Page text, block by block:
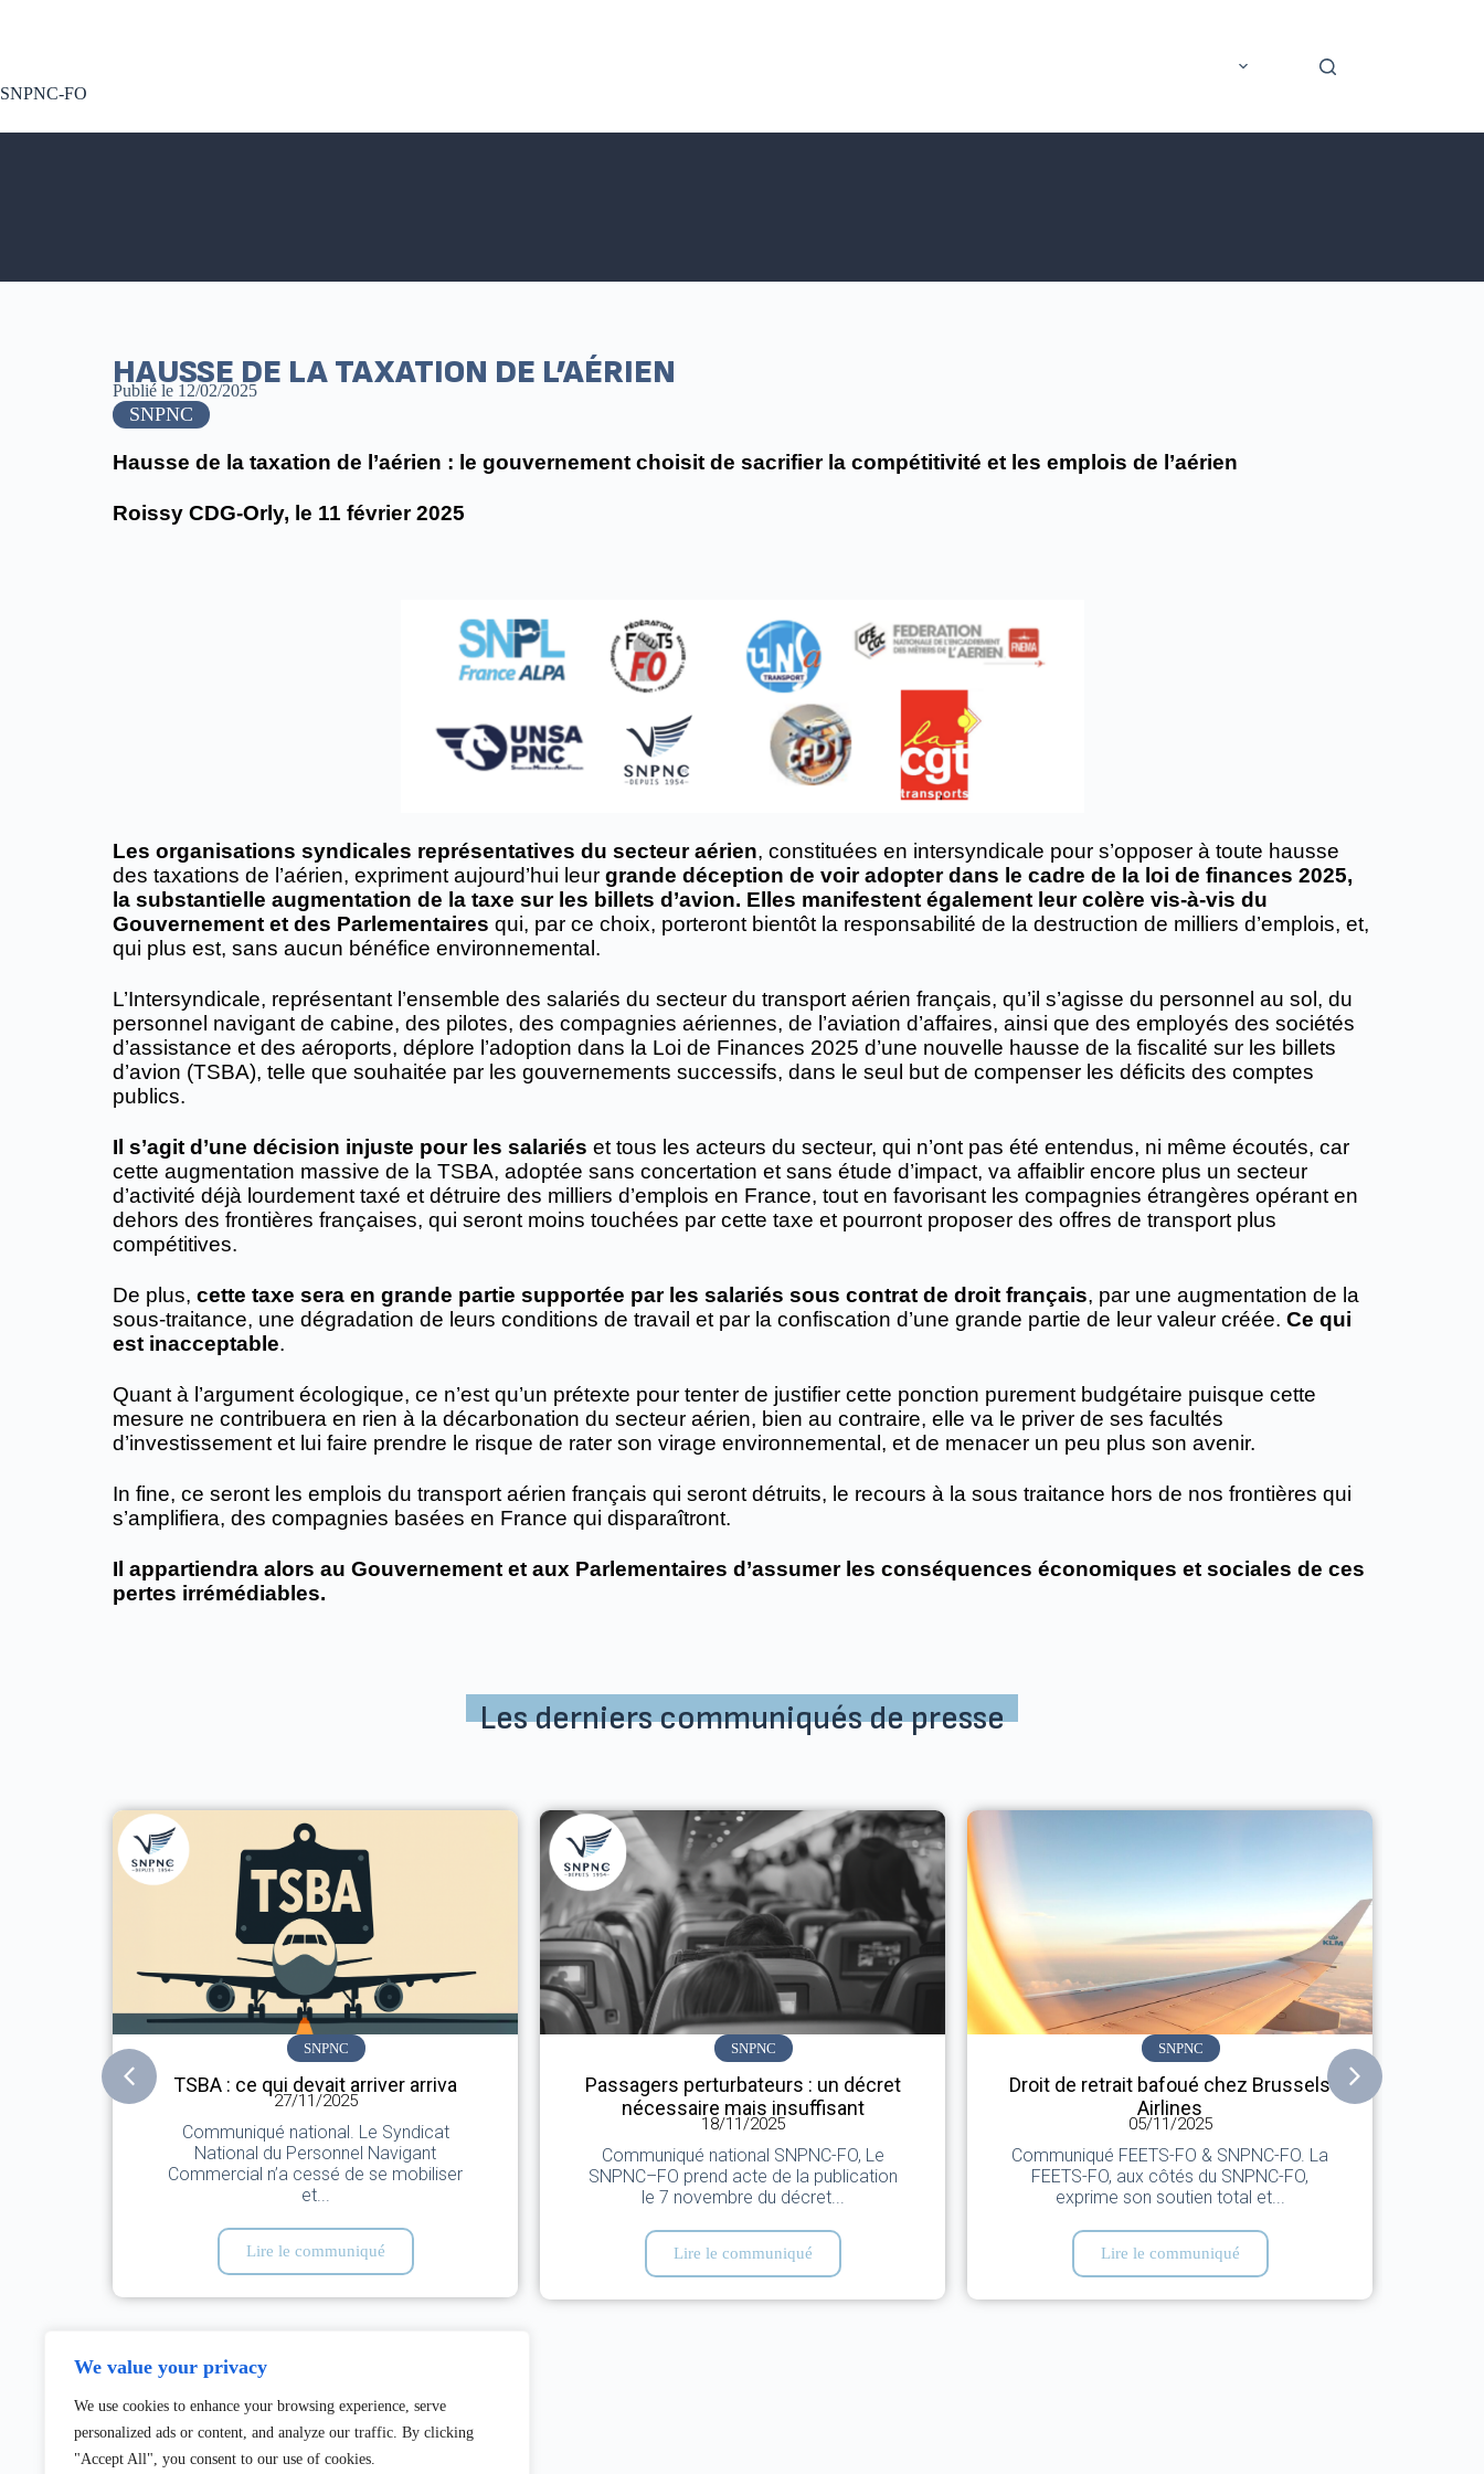
We value your privacy
We use cookies to enhance your browsing experience, serve
personalized ads or content, and analyze our traffic. By clicking
"Accept All", you consent to our use of cookies.
SNPNC-FO
HAUSSE DE LA TAXATION DE L’AÉRIEN
Publié le 12/02/2025
SNPNC
Hausse de la taxation de l’aérien : le gouvernement choisit de sacrifier la compétitivité et les emplois de l’aérien
Roissy CDG-Orly, le 11 février 2025
Les organisations syndicales représentatives du secteur aérien, constituées en intersyndicale pour s’opposer à toute hausse
des taxations de l’aérien, expriment aujourd’hui leur grande déception de voir adopter dans le cadre de la loi de finances 2025,
la ​​substantielle augmentation de la taxe sur les billets d’avion. Elles manifestent également leur colère vis-à-vis du
Gouvernement et des Parlementaires qui, par ce choix, porteront bientôt la responsabilité de la destruction de milliers d’emplois​, et​,
​qui plus est, sans aucun bénéfice environnemental.
L’Intersyndicale, représentant l’ensemble des salariés du secteur du transport aérien français, qu’il s’agisse du personnel au sol, du
personnel navigant de cabine, des pilotes, des compagnies aériennes, de l’aviation d’affaires, ainsi que des employés des sociétés
d’assistance et des aéroports, déplore l’adoption dans la Loi de Finances 2025 d’une nouvelle hausse de la fiscalité sur les billets
d’avion (TSBA), telle que souhaitée par les gouvernements successifs, dans le seul but de compenser les déficits des comptes
publics.
Il s’agit d’une décision injuste pour les salariés et tous les acteurs du secteur, qui n’ont pas été entendus, ni même écoutés, car
cette augmentation massive de la TSBA, adoptée sans concertation et sans étude d’impact, va affaiblir encore plus un secteur
d’activité déjà lourdement taxé et détruire des milliers d’emplois en France, tout en favorisant les compagnies étrangères opérant en
dehors des frontières françaises, qui seront moins touchées par cette taxe et pourront proposer des offres de transport plus
compétitives.
De plus, cette taxe sera en grande partie supportée par les salariés sous contrat de droit français, par une augmentation de la
sous-traitance, une dégradation de leurs conditions de travail et par la confiscation d’une grande partie de leur valeur créée. Ce qui
est inacceptable.
Quant à l’argument écologique, ce n’est qu’un prétexte pour tenter de justifier cette ponction purement budgétaire puisque cette
mesure ne contribuera en rien à la décarbonation du secteur aérien, bien au contraire, elle va le priver de ses facultés
d’investissement et lui faire prendre le risque de rater son virage environnemental, et de menacer un peu plus son avenir.
In fine, ce seront les emplois du transport aérien français qui seront détruits, le recours à la sous traitance hors de nos frontières qui
s’amplifiera, des compagnies basées en France qui disparaîtront.
Il appartiendra alors au Gouvernement et aux Parlementaires d’assumer les conséquences économiques et sociales de ces
pertes irrémédiables.
Les derniers communiqués de presse
SNPNC
TSBA : ce qui devait arriver arriva
27/11/2025
Communiqué national. Le Syndicat
National du Personnel Navigant
Commercial n’a cessé de se mobiliser
et...
Lire le communiqué
SNPNC
Passagers perturbateurs : un décret
nécessaire mais insuffisant
18/11/2025
Communiqué national SNPNC-FO, Le
SNPNC–FO prend acte de la publication
le 7 novembre du décret...
Lire le communiqué
SNPNC
Droit de retrait bafoué chez Brussels
Airlines
05/11/2025
Communiqué FEETS-FO & SNPNC-FO. La
FEETS-FO, aux côtés du SNPNC-FO,
exprime son soutien total et...
Lire le communiqué